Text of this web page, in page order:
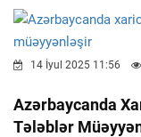
14 İyul 2025 11:56
Azərbaycanda
Tələblər